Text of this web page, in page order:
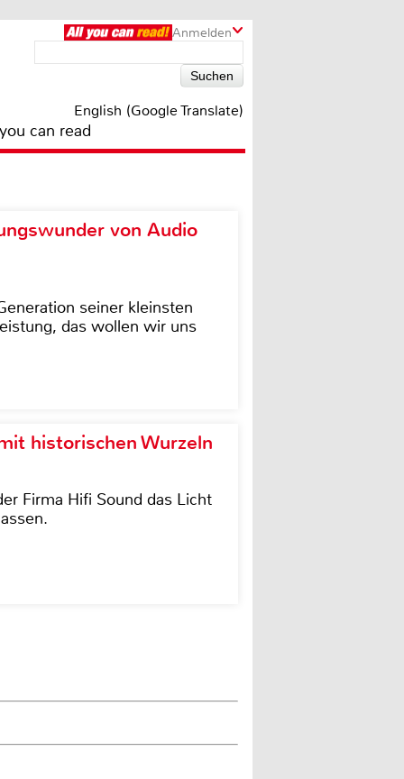
Anmelden
English (Google Translate)
can read
von Audio
seiner kleinsten
das wollen wir uns
historischen Wurzeln
Firma Hifi Sound das Licht